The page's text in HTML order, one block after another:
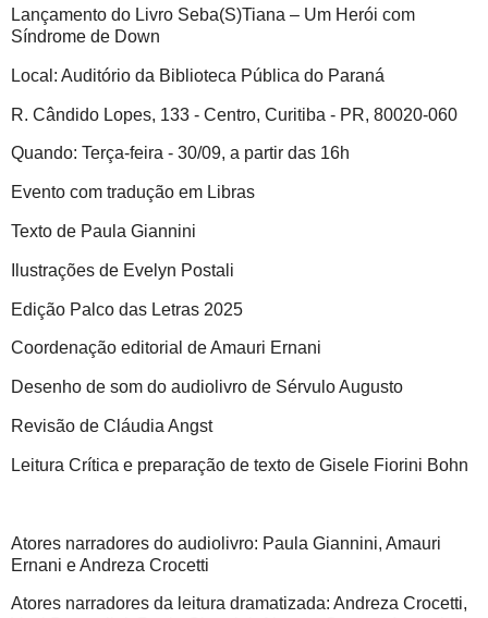
Lançamento do Livro Seba(S)Tiana – Um Herói com
Síndrome de Down
Local: Auditório da Biblioteca Pública do Paraná
R. Cândido Lopes, 133 - Centro, Curitiba - PR, 80020-060
Quando: Terça-feira - 30/09, a partir das 16h
Evento com tradução em Libras
Texto de Paula Giannini
Ilustrações de Evelyn Postali
Edição Palco das Letras 2025
Coordenação editorial de Amauri Ernani
Desenho de som do audiolivro de Sérvulo Augusto
Revisão de Cláudia Angst
Leitura Crítica e preparação de texto de Gisele Fiorini Bohn
Atores narradores do audiolivro: Paula Giannini, Amauri
Ernani e Andreza Crocetti
Atores narradores da leitura dramatizada: Andreza Crocetti,